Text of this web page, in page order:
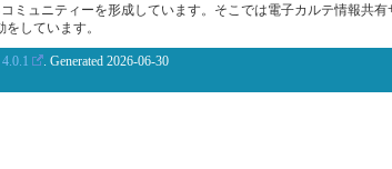
ミュニティーを形成しています。そこでは電子カルテ情報共
しています。
. Generated 2026-06-30